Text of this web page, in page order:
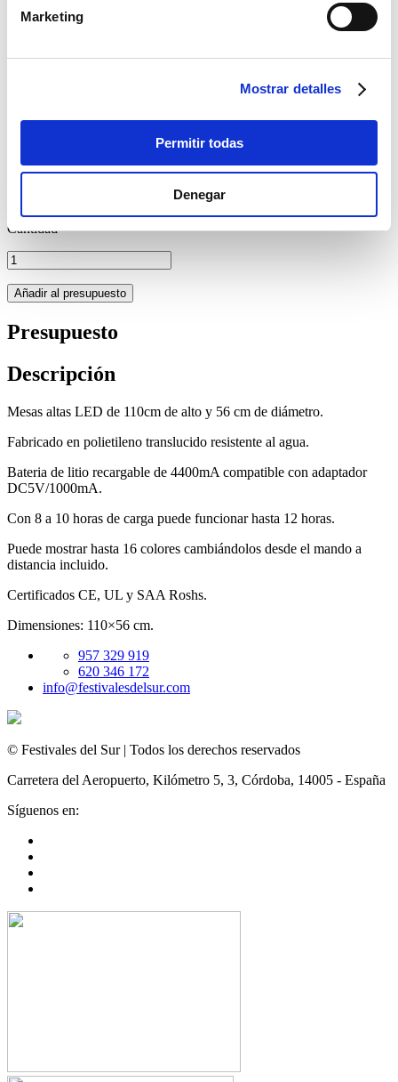
Marketing
Mostrar detalles
Permitir todas
Denegar
Mesa Cocktail LED
Cantidad
Presupuesto
Descripción
Mesas altas LED de 110cm de alto y 56 cm de diámetro.
Fabricado en polietileno translucido resistente al agua.
Bateria de litio recargable de 4400mA compatible con adaptador
DC5V/1000mA.
Con 8 a 10 horas de carga puede funcionar hasta 12 horas.
Puede mostrar hasta 16 colores cambiándolos desde el mando a
distancia incluido.
Certificados CE, UL y SAA Roshs.
Dimensiones: 110×56 cm.
957 329 919
620 346 172
info@festivalesdelsur.com
© Festivales del Sur | Todos los derechos reservados
Carretera del Aeropuerto, Kilómetro 5, 3, Córdoba, 14005 - España
Síguenos en: